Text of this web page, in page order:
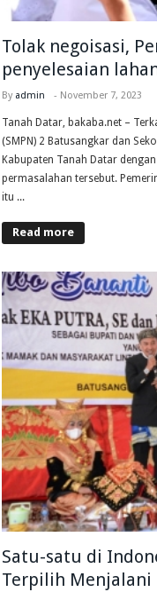
Tolak negoisasi,
penyelesaian
By admin - November 7, 2023
Tanah Datar, bakaba.net –
(SMPN) 2 Batusangkar dan
Kabupaten Tanah Datar
permasalahan tersebut.
itu ...
Read more
Satu-satu di
Terpilih Menjalani